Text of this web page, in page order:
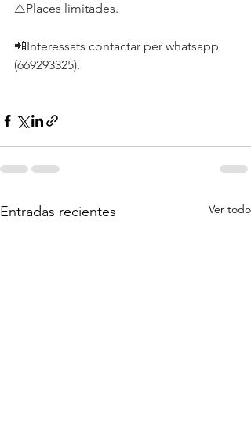
⚠️Places limitades.
📲Interessats contactar per whatsapp
(669293325).
Entradas recientes Ver todo